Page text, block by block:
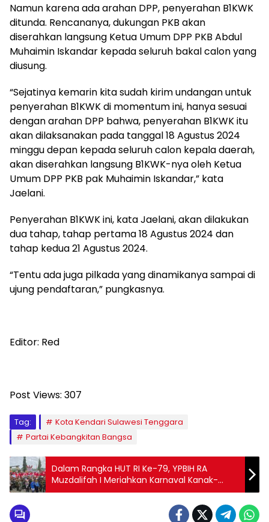
Namun karena ada arahan DPP, penyerahan B1KWK
ditunda. Rencananya, dukungan PKB akan
diserahkan langsung Ketua Umum DPP PKB Abdul
Muhaimin Iskandar kepada seluruh bakal calon yang
diusung.
“Sejatinya kemarin kita sudah kirim undangan untuk
penyerahan B1KWK di momentum ini, hanya sesuai
dengan arahan DPP bahwa, penyerahan B1KWK itu
akan dilaksanakan pada tanggal 18 Agustus 2024
minggu depan kepada seluruh calon kepala daerah,
akan diserahkan langsung B1KWK-nya oleh Ketua
Umum DPP PKB pak Muhaimin Iskandar,” kata
Jaelani.
Penyerahan B1KWK ini, kata Jaelani, akan dilakukan
dua tahap, tahap pertama 18 Agustus 2024 dan
tahap kedua 21 Agustus 2024.
“Tentu ada juga pilkada yang dinamikanya sampai di
ujung pendaftaran,” pungkasnya.
Editor: Red
Post Views: 307
Tag:
Kota Kendari Sulawesi Tenggara
Partai Kebangkitan Bangsa
Dalam Rangka HUT RI Ke-79, YPBIH RA
Muzdalifah I Meriahkan Karnaval Kanak-
Kanak